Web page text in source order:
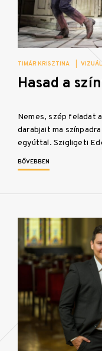
TIMÁR KRISZTINA
Hasad a
Nemes, szép feladat
darabjait ma
egyúttal. Szigligeti
BŐVEBBEN